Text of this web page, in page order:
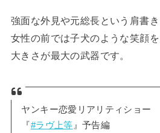
強面な外見や元総長という肩書
女性の前では子犬のような笑顔
大きさが最大の武器です。
ヤンキー恋愛リアリティショー
『#ラヴ上等 』予告編